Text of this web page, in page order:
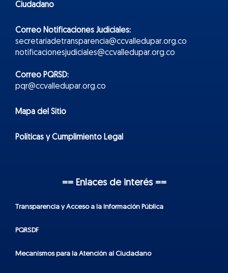
Ciudadano
Correo Notificaciones Judiciales:
secretariadetransparencia@ccvalledupar.org.co
notificacionesjudiciales@ccvalledupar.org.co
Correo PQRSD:
pqr@ccvalledupar.org.co
Mapa del Sitio
Políticas y Cumplimiento Legal
== Enlaces de interés ==
Transparencia y Acceso a la Información Pública
PQRSDF
Mecanismos para la Atención al Ciudadano